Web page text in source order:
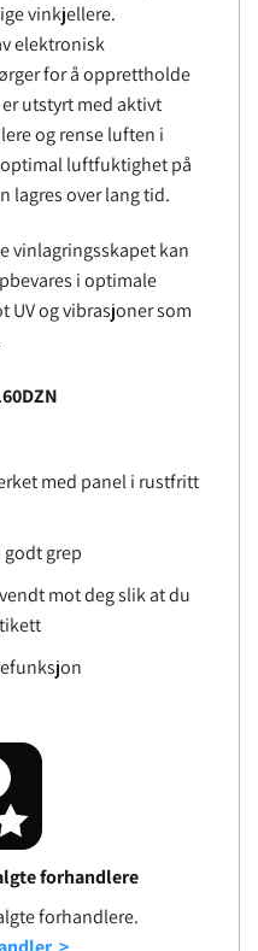
vinkjellere.
elektronisk
for å opprettholde
utstyrt med aktivt
og rense luften i
luftfuktighet på
lagres over lang tid.
vinlagringsskapet kan
i optimale
UV og vibrasjoner som
med panel i rustfritt
grep
mot deg slik at du
forhandlere
forhandlere.